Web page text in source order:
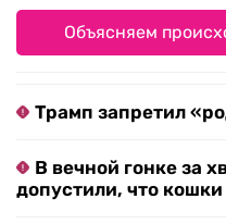
Объясняем
Трамп запретил
В вечной гонке за
допустили, что